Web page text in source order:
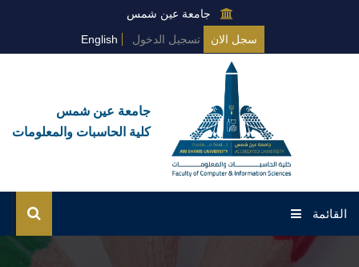
جامعة عين شمس
سجل الان
تسجيل الدخول English
جامعة عين شمس
كلية الحاسبات والمعلومات
القائمة
الرئيسية